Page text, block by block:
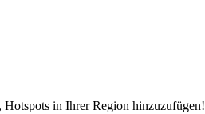
in Ihrer Region hinzuzufügen!